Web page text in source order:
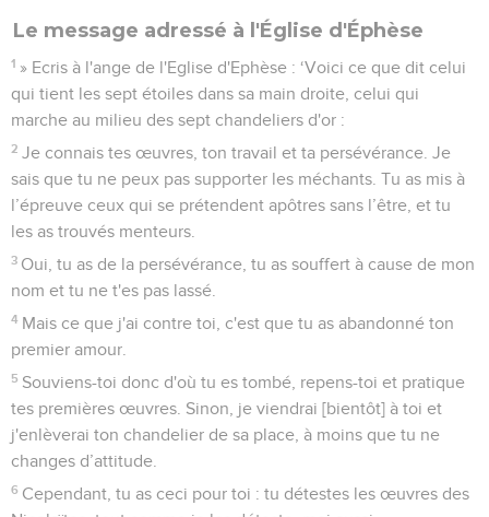
Le message adressé à l'Église d'Éphèse
1 » Ecris à l'ange de l'Eglise d'Ephèse : ‘Voici ce que dit celui
qui tient les sept étoiles dans sa main droite, celui qui
marche au milieu des sept chandeliers d'or :
2 Je connais tes œuvres, ton travail et ta persévérance. Je
sais que tu ne peux pas supporter les méchants. Tu as mis à
l’épreuve ceux qui se prétendent apôtres sans l’être, et tu
les as trouvés menteurs.
3 Oui, tu as de la persévérance, tu as souffert à cause de mon
nom et tu ne t'es pas lassé.
4 Mais ce que j'ai contre toi, c'est que tu as abandonné ton
premier amour.
5 Souviens-toi donc d'où tu es tombé, repens-toi et pratique
tes premières œuvres. Sinon, je viendrai [bientôt] à toi et
j'enlèverai ton chandelier de sa place, à moins que tu ne
changes d’attitude.
6 Cependant, tu as ceci pour toi : tu détestes les œuvres des